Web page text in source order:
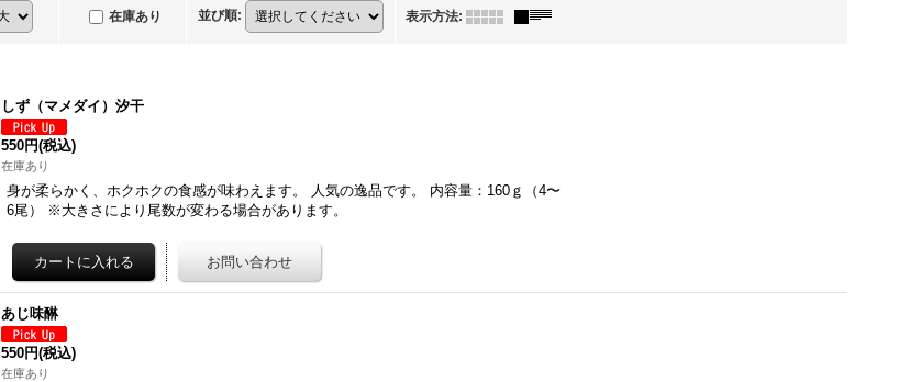
在庫あり 並び順: 表示方法:
しず（マメダイ）汐干
550円(税込)
在庫あり
身が柔らかく、ホクホクの食感が味わえます。 人気の逸品です。 内容量：160ｇ（4〜
6尾） ※大きさにより尾数が変わる場合があります。
あじ味醂
550円(税込)
在庫あり